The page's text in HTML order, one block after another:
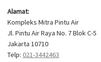
Alamat:
Kompleks Mitra Pintu Air
Jl. Pintu Air Raya No. 7 Blok C-5
Jakarta 10710
Telp: 021-3442463